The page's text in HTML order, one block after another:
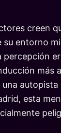
creen
entorno
percepción
más
una
esta